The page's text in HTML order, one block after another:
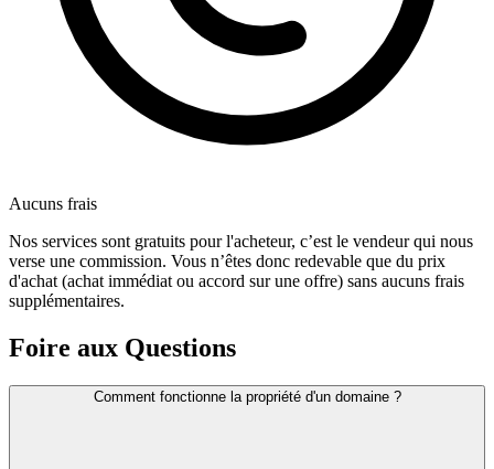
Aucuns frais
Nos services sont gratuits pour l'acheteur, c’est le vendeur qui nous
verse une commission. Vous n’êtes donc redevable que du prix
d'achat (achat immédiat ou accord sur une offre) sans aucuns frais
supplémentaires.
Foire aux Questions
Comment fonctionne la propriété d'un domaine ?